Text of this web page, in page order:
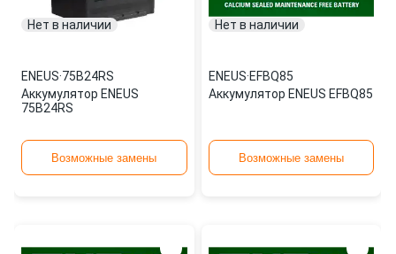
Нет в наличии
ENEUS·75B24RS
Аккумулятор ENEUS
75B24RS
Возможные замены
Нет в наличии
ENEUS·EFBQ85
Аккумулятор ENEUS EFBQ85
Возможные замены